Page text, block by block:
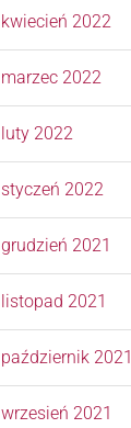
kwiecień 2022
marzec 2022
luty 2022
styczeń 2022
grudzień 2021
listopad 2021
październik 2021
wrzesień 2021